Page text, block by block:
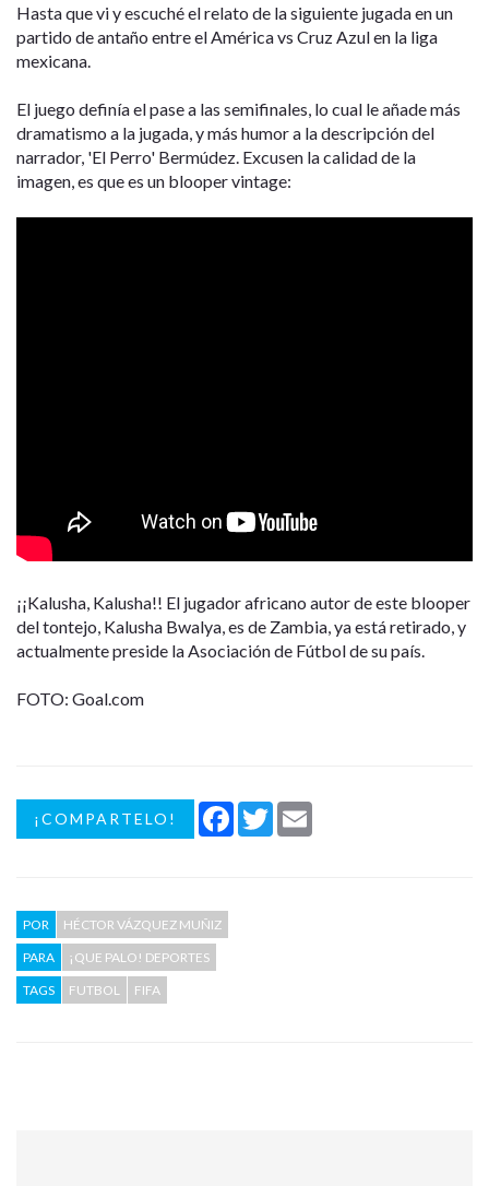
Hasta que vi y escuché el relato de la siguiente jugada en un
partido de antaño entre el América vs Cruz Azul en la liga
mexicana.
El juego definía el pase a las semifinales, lo cual le añade más
dramatismo a la jugada, y más humor a la descripción del
narrador, 'El Perro' Bermúdez. Excusen la calidad de la
imagen, es que es un blooper vintage:
¡¡Kalusha, Kalusha!! El jugador africano autor de este blooper
del tontejo, Kalusha Bwalya, es de Zambia, ya está retirado, y
actualmente preside la Asociación de Fútbol de su país.
FOTO: Goal.com
¡COMPARTELO! Facebook
Twitter
POR
HÉCTOR VÁZQUEZ MUÑIZ
PARA
¡QUE PALO! DEPORTES
TAGS
FUTBOL FIFA